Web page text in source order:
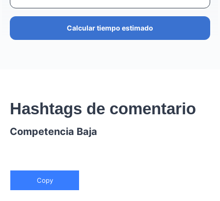
Calcular tiempo estimado
Hashtags de comentario
Competencia Baja
Copy